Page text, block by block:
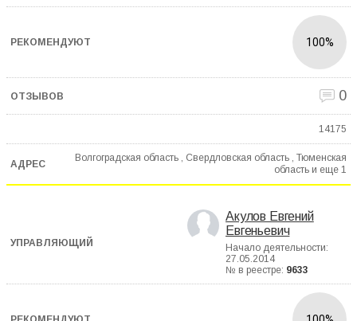
100%
0
14175
Волгоградская область , Свердловская область , Тюменская
область и еще 1
Акулов Евгений
Евгеньевич
Начало деятельности:
27.05.2014
№ в реестре: 9633